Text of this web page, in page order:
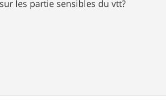
les partie sensibles du vtt?